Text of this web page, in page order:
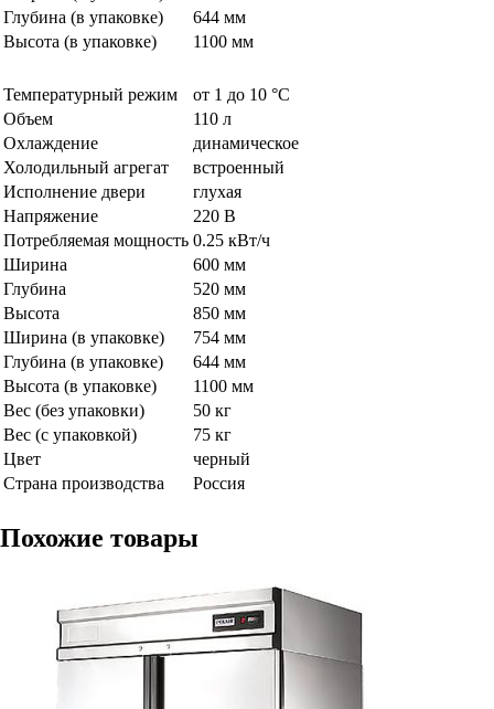
Глубина (в упаковке)
644 мм
Высота (в упаковке)
1100 мм
Температурный режим
от 1 до 10 °C
Объем
110 л
Охлаждение
динамическое
Холодильный агрегат
встроенный
Исполнение двери
глухая
Напряжение
220 В
Потребляемая мощность 0.25 кВт/ч
Ширина
600 мм
Глубина
520 мм
Высота
850 мм
Ширина (в упаковке)
754 мм
Глубина (в упаковке)
644 мм
Высота (в упаковке)
1100 мм
Вес (без упаковки)
50 кг
Вес (с упаковкой)
75 кг
Цвет
черный
Страна производства
Россия
Похожие товары